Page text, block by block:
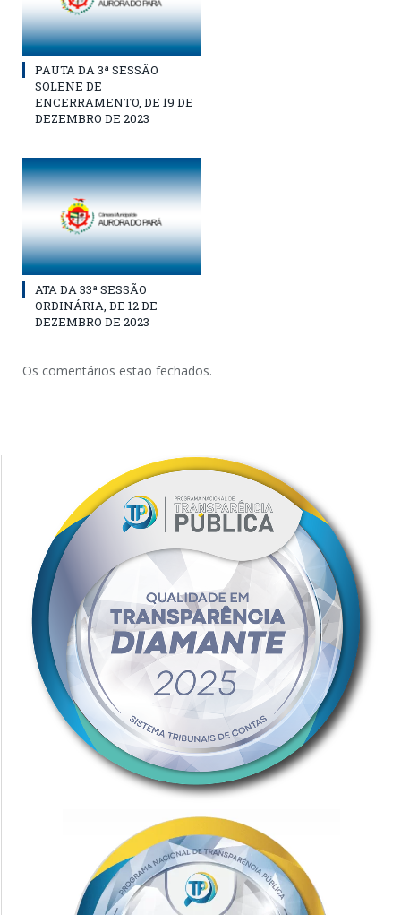
PAUTA DA 3ª SESSÃO
SOLENE DE
ENCERRAMENTO, DE 19 DE
DEZEMBRO DE 2023
ATA DA 33ª SESSÃO
ORDINÁRIA, DE 12 DE
DEZEMBRO DE 2023
Os comentários estão fechados.